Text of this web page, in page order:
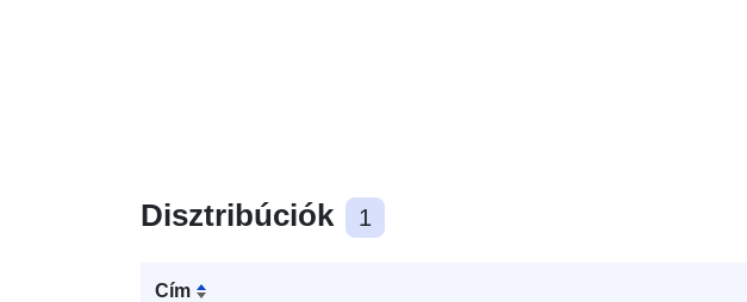
Disztribúciók 1
Cím